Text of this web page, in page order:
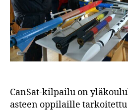
CanSat-kilpailu on
asteen oppilaille